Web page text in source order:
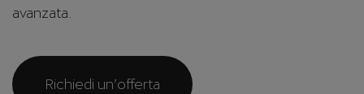
avanzata.
Richiedi un’offerta